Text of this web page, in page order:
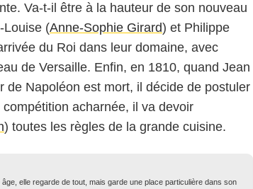
Va-t-il être à la hauteur de son nouveau
Louise (Anne-Sophie Girard) et Philippe
du Roi dans leur domaine, avec
de Versaille. Enfin, en 1810, quand Jean
de Napoléon est mort, il décide de postuler
acharnée, il va devoir
) toutes les règles de la grande cuisine.
elle regarde de tout, mais garde une place particulière dans son